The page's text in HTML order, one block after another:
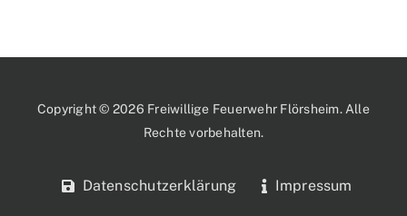
Copyright © 2026 Freiwillige Feuerwehr Flörsheim. Alle
Rechte vorbehalten.
Datenschutzerklärung Impressum